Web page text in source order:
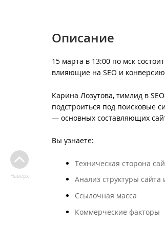
Описание
15 марта в 13:00 по мск
влияющие на SEO и
Карина Лозутова, тимлид в
подстроиться под поисковые
— основных составляющих
Вы узнаете:
Техническая сторона
Анализ структуры сайта
Ссылочная масса
Коммерческие факторы
Наверх